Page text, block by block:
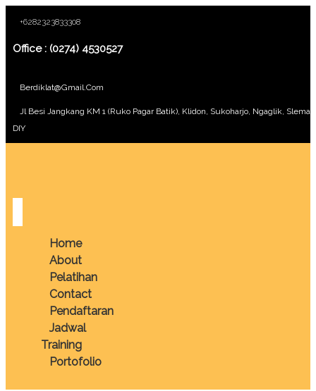
+6282323833308
Office : (0274) 4530527
Berdiklat@gmail.com
Jl Besi Jangkang KM 1 (Ruko Pagar Batik), Klidon, Sukoharjo, Ngaglik,
DIY
Home
About
Pelatihan
Contact
Pendaftaran
Jadwal
Training
Portofolio